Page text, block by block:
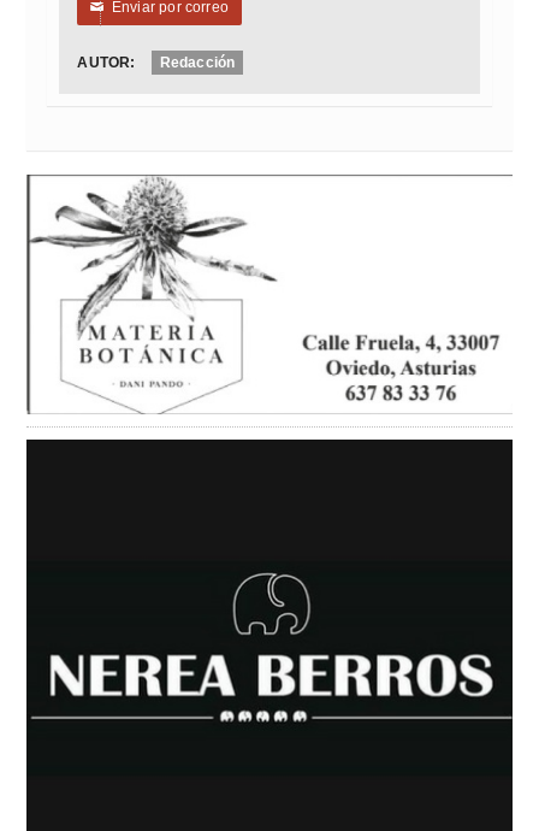
✉ Enviar por correo
AUTOR: Redacción